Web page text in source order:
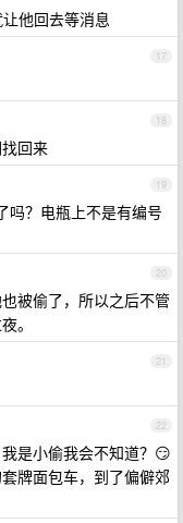
他回去等消息
17
18
回来
19
吗？电瓶上不是有编号
20
被偷了，所以之后不管
。
21
22
是小偷我会不知道？😏
牌面包车，到了偏僻郊